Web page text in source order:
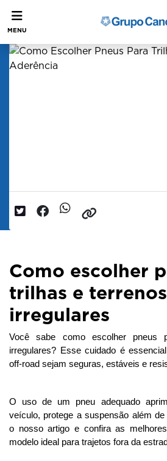
MENU
Como escolher
trilhas e terrenos
irregulares
Você sabe como escolher pneus
irregulares? Esse cuidado é
off-road sejam seguras, estáveis e
O uso de um pneu adequado
veículo, protege a suspensão além
o nosso artigo e confira as
modelo ideal para trajetos fora da